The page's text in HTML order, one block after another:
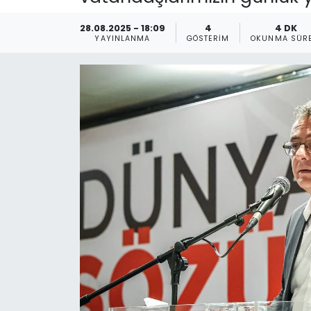
28.08.2025 - 18:09
YAYINLANMA
4
GÖSTERIM
4 DK
OKUNMA
Gündem
KKTC YEREL SEÇİM 2018
Kültür Sanat
Magazin
Nöbetçi Eczaneler
Otomobil Dünyası